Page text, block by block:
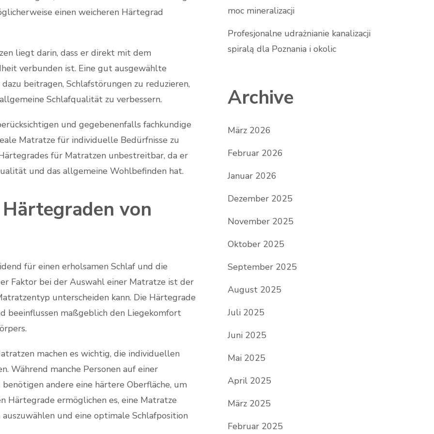
einen weicheren Härtegrad
liegt darin, dass er direkt mit dem
verbunden ist. Eine gut ausgewählte
beitragen, Schlafstörungen zu reduzieren,
Schlafqualität zu verbessern.
und gegebenenfalls fachkundige
Matratze für individuelle Bedürfnisse zu
für Matratzen unbestreitbar, da er
und das allgemeine Wohlbefinden hat.
von
für einen erholsamen Schlaf und die
Faktor bei der Auswahl einer Matratze ist der
unterscheiden kann. Die Härtegrade
beeinflussen maßgeblich den Liegekomfort
machen es wichtig, die individuellen
Während manche Personen auf einer
andere eine härtere Oberfläche, um
Härtegrade ermöglichen es, eine Matratze
und eine optimale Schlafposition
moc mineralizacji
Profesjonalne udrażnianie kanalizacji
spiralą dla Poznania i okolic
Archive
März 2026
Februar 2026
Januar 2026
Dezember 2025
November 2025
Oktober 2025
September 2025
August 2025
Juli 2025
Juni 2025
Mai 2025
April 2025
März 2025
Februar 2025